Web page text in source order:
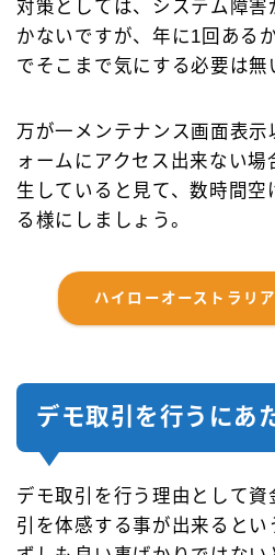
対策としては、システム障害
かないですが、年に1回ある
でそこまで気にする必要は無
万が一メンテナンス画面表示
ォームにアクセス出来ない
生していると見て、数時間空
る様にしましょう。
ハイローオーストラリ
デモ取引を行うにあ
デモ取引を行う理由として
引を体感する事が出来ると